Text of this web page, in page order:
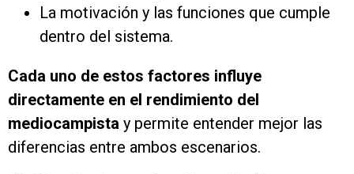
La motivación y las funciones que cumple
dentro del sistema.
Cada uno de estos factores influye
directamente en el rendimiento del
mediocampista y permite entender mejor las
diferencias entre ambos escenarios.